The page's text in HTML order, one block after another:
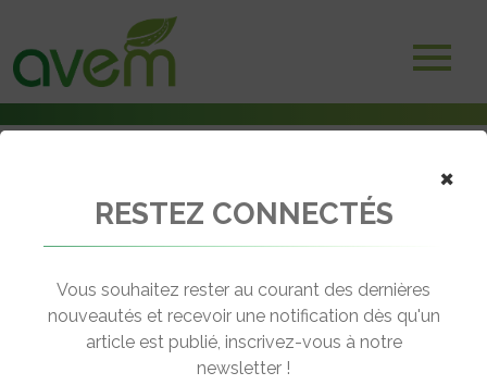
Assises de l’électro-mobilité : Flotte des entreprises
← Revenir aux actualités
×
RESTEZ CONNECTÉS
Vous souhaitez rester au courant des dernières
nouveautés et recevoir une notification dès qu'un
article est publié, inscrivez-vous à notre
newsletter !